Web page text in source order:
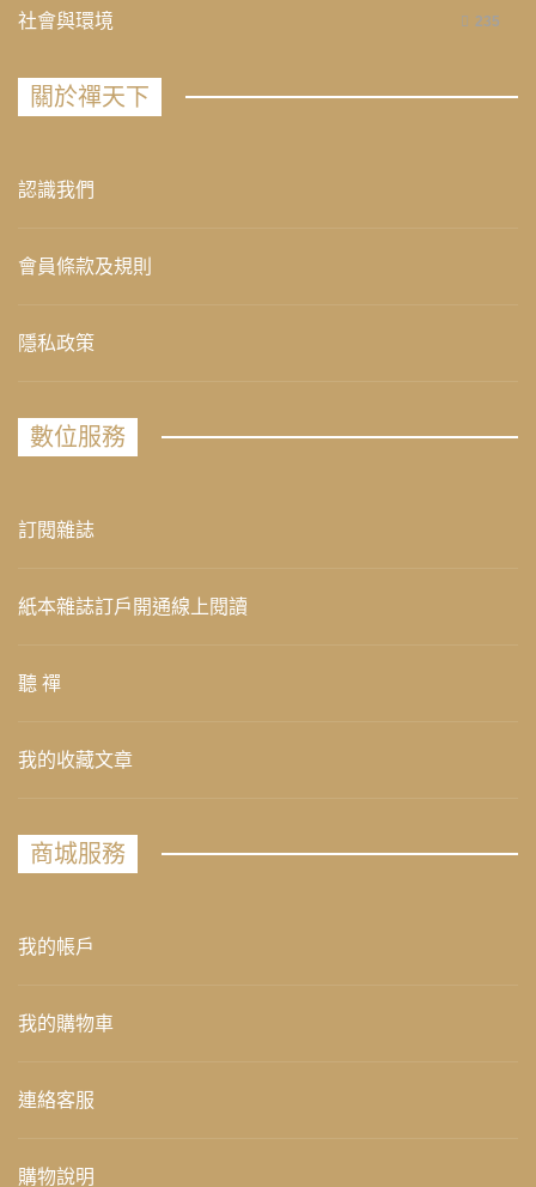
社會與環境 235
關於禪天下
認識我們
會員條款及規則
隱私政策
數位服務
訂閱雜誌
紙本雜誌訂戶開通線上閱讀
聽 禪
我的收藏文章
商城服務
我的帳戶
我的購物車
連絡客服
購物說明